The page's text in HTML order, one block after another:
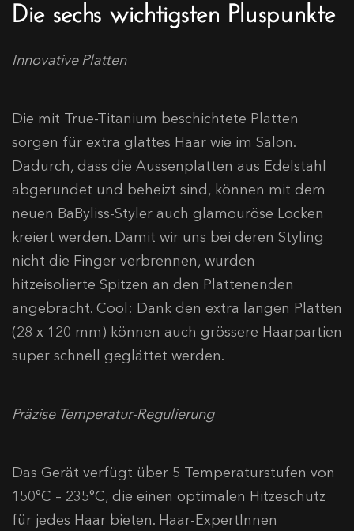
Die sechs wichtigsten Pluspunkte
Innovative Platten
Die mit True-Titanium beschichtete Platten
sorgen für extra glattes Haar wie im Salon.
Dadurch, dass die Aussenplatten aus Edelstahl
abgerundet und beheizt sind, können mit dem
neuen BaByliss-Styler auch glamouröse Locken
kreiert werden. Damit wir uns bei deren Styling
nicht die Finger verbrennen, wurden
hitzeisolierte Spitzen an den Plattenenden
angebracht. Cool: Dank den extra langen Platten
(28 x 120 mm) können auch grössere Haarpartien
super schnell geglättet werden.
Präzise Temperatur-Regulierung
Das Gerät verfügt über 5 Temperaturstufen von
150°C – 235°C, die einen optimalen Hitzeschutz
für jedes Haar bieten. Haar-ExpertInnen